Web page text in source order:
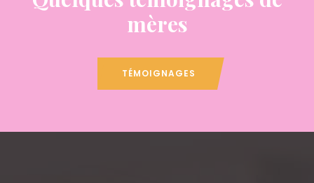
mères
TÉMOIGNAGES